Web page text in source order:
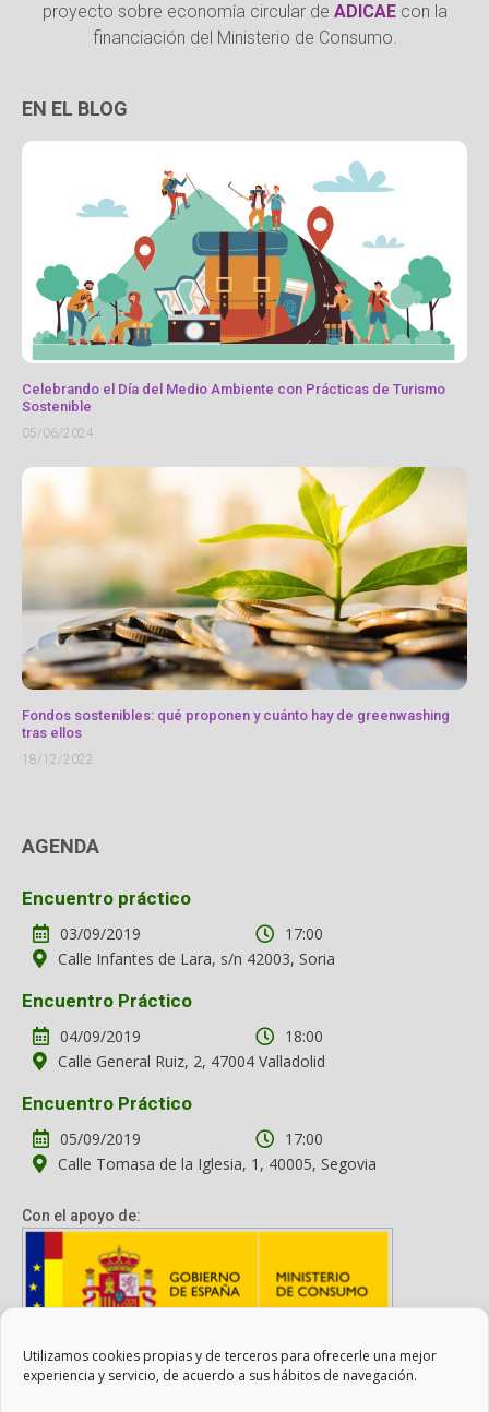
Utilizamos cookies propias y de terceros para ofrecerle una mejor
experiencia y servicio, de acuerdo a sus hábitos de navegación.
proyecto sobre economía circular de ADICAEcon la
financiación del Ministerio de Consumo.
EN EL BLOG
Celebrando el Día del Medio Ambiente con Prácticas de Turismo
Sostenible
05/06/2024
Fondos sostenibles: qué proponen y cuánto hay de greenwashing
tras ellos
18/12/2022
AGENDA
Encuentro práctico
03/09/2019
17:00
Calle Infantes de Lara, s/n 42003, Soria
Encuentro Práctico
04/09/2019
18:00
Calle General Ruiz, 2, 47004 Valladolid
Encuentro Práctico
05/09/2019
17:00
Calle Tomasa de la Iglesia, 1, 40005, Segovia
Con el apoyo de:
Con el apoyo del Ministerio de Consumo. Su contenido es
responsabilidad exclusiva de la asociación.